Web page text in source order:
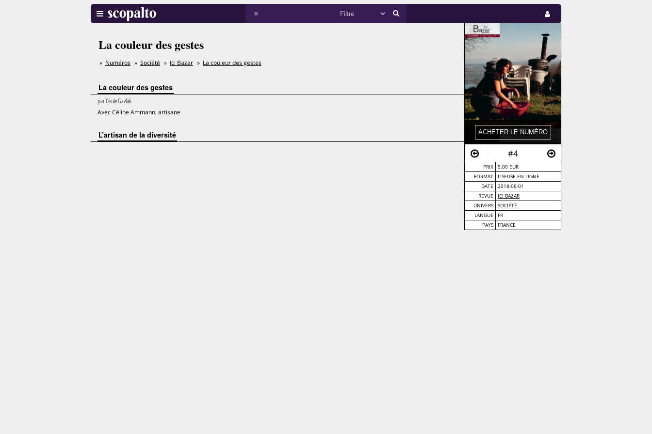
#4
PRIX
5.00 EUR
FORMAT
LISEUSE EN LIGNE
DATE
2018-06-01
REVUE
ICI BAZAR
UNIVERS
SOCIÉTÉ
LANGUE
FR
PAYS
FRANCE
La couleur des gestes
Numéros Société Ici Bazar La couleur des gestes
La couleur des gestes
parCécile Gavlak
Avec Céline Ammann, artisane
L’artisan de la diversité